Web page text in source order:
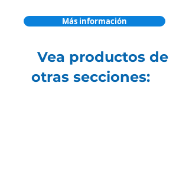
Más información
Vea productos de
otras secciones: